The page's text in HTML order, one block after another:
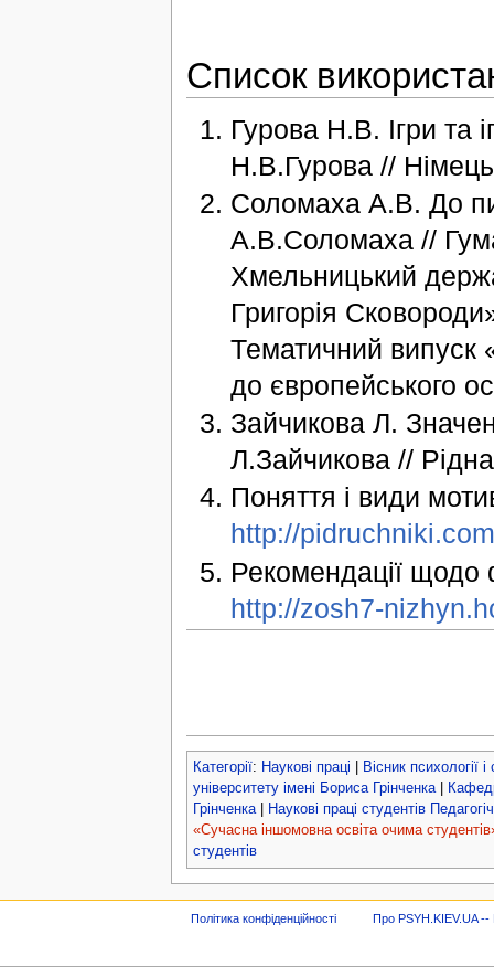
Список
Гурова Н.В. Ігри та
Н.В.Гурова //
Соломаха А.В. До
А.В.Соломаха //
Хмельницький
Григорія
Тематичний випуск
до європейського
Зайчикова Л.
Л.Зайчикова //
Поняття і види
http://
Рекомендації
http://zosh7-
Категорії: Наукові праці
Вісник психології
університету імені Бориса Грінченка|
Грінченка|
Наукові праці студентів
«Сучасна іншомовна освіта очима
студентів
Політика конфіденційності Про PSYH.KIEV.UA --